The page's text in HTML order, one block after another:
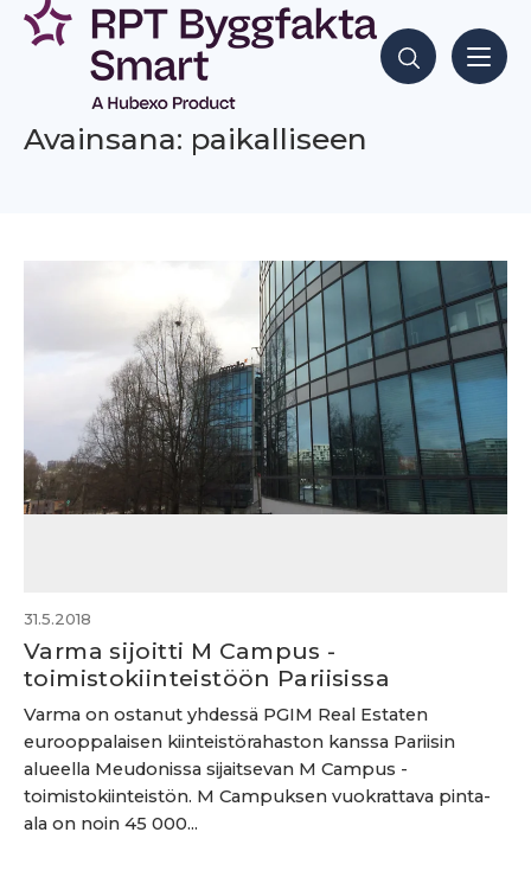
Siirry
sisältöön
Hae sisältöjä
Avainsana: paikalliseen
31.5.2018
Varma sijoitti M Campus -
toimistokiinteistöön Pariisissa
Varma on ostanut yhdessä PGIM Real Estaten
eurooppalaisen kiinteistörahaston kanssa Pariisin
alueella Meudonissa sijaitsevan M Campus -
toimistokiinteistön. M Campuksen vuokrattava pinta-
ala on noin 45 000...